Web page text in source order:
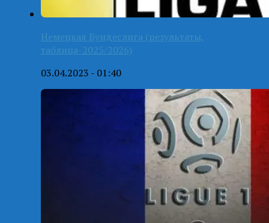
Немецкая Бундеслига (результаты,
таблица-2025/2026)
03.04.2023 - 01:40